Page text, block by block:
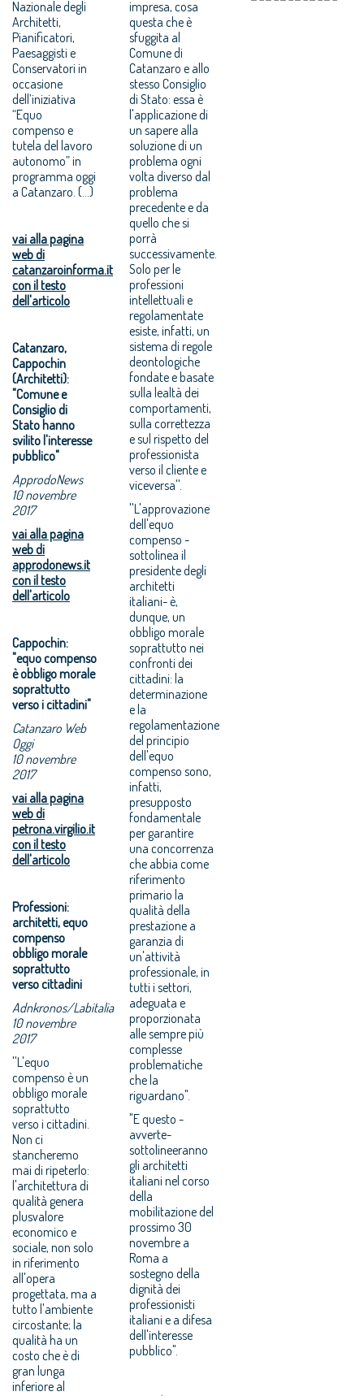
Nazionale degli
Architetti,
Pianificatori,
Paesaggisti e
Conservatori in
occasione
dell’iniziativa
“Equo
compenso e
tutela del lavoro
autonomo” in
programma oggi
a Catanzaro. (...)
vai alla pagina
web di
catanzaroinforma.it
con il testo
dell'articolo
Catanzaro,
Cappochin
(Architetti):
"Comune e
Consiglio di
Stato hanno
svilito l'interesse
pubblico"
ApprodoNews
10 novembre
2017
vai alla pagina
web di
approdonews.it
con il testo
dell'articolo
Cappochin:
"equo compenso
è obbligo morale
soprattutto
verso i cittadini"
Catanzaro Web
Oggi
10 novembre
2017
vai alla pagina
web di
petrona.virgilio.it
con il testo
dell'articolo
Professioni:
architetti, equo
compenso
obbligo morale
soprattutto
verso cittadini
Adnkronos/Labitalia
10 novembre
2017
''L'equo
compenso è un
obbligo morale
soprattutto
verso i cittadini.
Non ci
stancheremo
mai di ripeterlo:
l'architettura di
qualità genera
plusvalore
economico e
sociale, non solo
in riferimento
all'opera
progettata, ma a
tutto l'ambiente
circostante; la
qualità ha un
costo che è di
gran lunga
inferiore al
impresa, cosa
questa che è
sfuggita al
Comune di
Catanzaro e allo
stesso Consiglio
di Stato: essa è
l'applicazione di
un sapere alla
soluzione di un
problema ogni
volta diverso dal
problema
precedente e da
quello che si
porrà
successivamente.
Solo per le
professioni
intellettuali e
regolamentate
esiste, infatti, un
sistema di regole
deontologiche
fondate e basate
sulla lealtà dei
comportamenti,
sulla correttezza
e sul rispetto del
professionista
verso il cliente e
viceversa''.
''L'approvazione
dell'equo
compenso -
sottolinea il
presidente degli
architetti
italiani- è,
dunque, un
obbligo morale
soprattutto nei
confronti dei
cittadini: la
determinazione
e la
regolamentazione
del principio
dell'equo
compenso sono,
infatti,
presupposto
fondamentale
per garantire
una concorrenza
che abbia come
riferimento
primario la
qualità della
prestazione a
garanzia di
un'attività
professionale, in
tutti i settori,
adeguata e
proporzionata
alle sempre più
complesse
problematiche
che la
riguardano".
"E questo -
avverte-
sottolineeranno
gli architetti
italiani nel corso
della
mobilitazione del
prossimo 30
novembre a
Roma a
sostegno della
dignità dei
professionisti
italiani e a difesa
dell'interesse
pubblico".